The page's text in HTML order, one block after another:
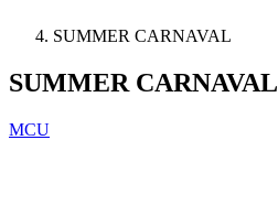
SUMMER CARNAVAL
SUMMER CARNAVAL
MCU